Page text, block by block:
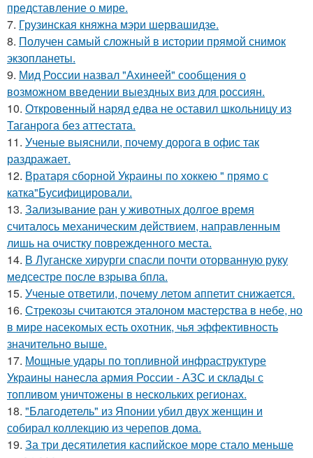
представление о мире.
7. Грузинская княжна мэри шервашидзе.
8. Получен самый сложный в истории прямой снимок
экзопланеты.
9. Мид России назвал "Ахинеей" сообщения о
возможном введении выездных виз для россиян.
10. Откровенный наряд едва не оставил школьницу из
Таганрога без аттестата.
11. Ученые выяснили, почему дорога в офис так
раздражает.
12. Вратаря сборной Украины по хоккею " прямо с
катка"Бусифицировали.
13. Зализывание ран у животных долгое время
считалось механическим действием, направленным
лишь на очистку поврежденного места.
14. В Луганске хирурги спасли почти оторванную руку
медсестре после взрыва бпла.
15. Ученые ответили, почему летом аппетит снижается.
16. Стрекозы считаются эталоном мастерства в небе, но
в мире насекомых есть охотник, чья эффективность
значительно выше.
17. Мощные удары по топливной инфраструктуре
Украины нанесла армия России - АЗС и склады с
топливом уничтожены в нескольких регионах.
18. "Благодетель" из Японии убил двух женщин и
собирал коллекцию из черепов дома.
19. За три десятилетия каспийское море стало меньше